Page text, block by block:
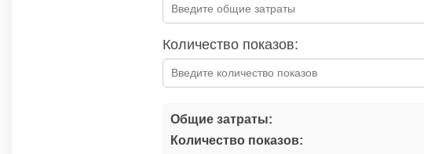
Количество показов:
Общие затраты:
Количество показов: